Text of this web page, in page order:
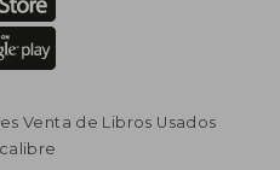
Venta de Libros Usados